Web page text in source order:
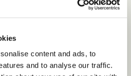
content and ads, to
and to analyse our traffic.
in hout en ligt iets terug ten
een warm en uitnodigend
grote glasvlakken ontstaat een
en verfijning elkaar in